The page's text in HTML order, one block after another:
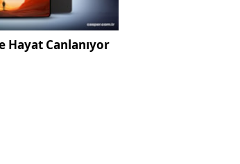
Hayat Canlanıyor